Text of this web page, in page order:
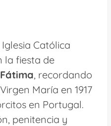
Iglesia Católica
la fiesta de
, recordando
María en 1917
en Portugal.
penitencia y